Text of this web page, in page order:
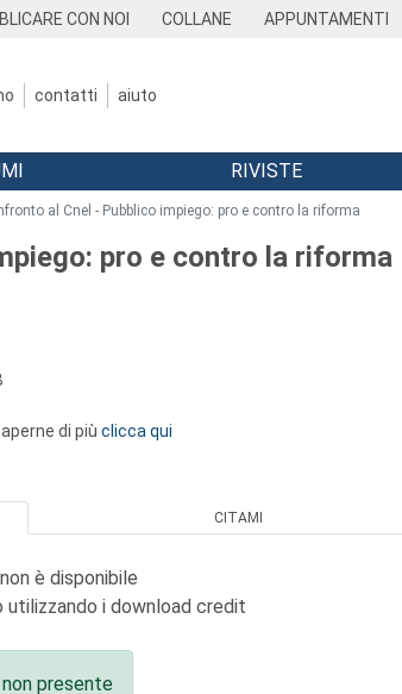
CON NOI COLLANE APPUNTAMENTI
contatti aiuto
RIVISTE
al Cnel - Pubblico impiego: pro e contro la riforma
pro e contro la riforma
di più clicca qui
CITAMI
è disponibile
utilizzando i download credit
presente